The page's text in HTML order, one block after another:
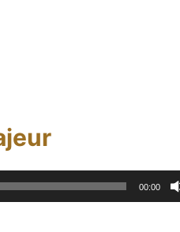
00:00